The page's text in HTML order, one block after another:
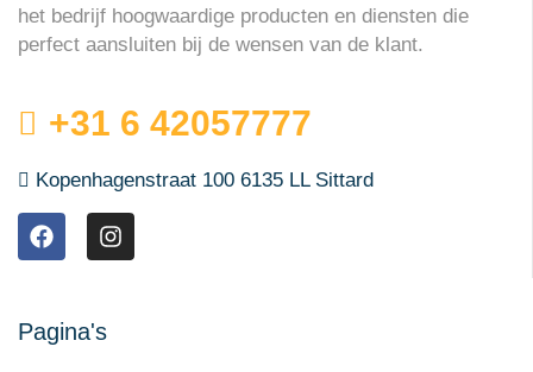
het bedrijf hoogwaardige producten en diensten die
perfect aansluiten bij de wensen van de klant.
+31 6 42057777
Kopenhagenstraat 100 6135 LL Sittard
Pagina's